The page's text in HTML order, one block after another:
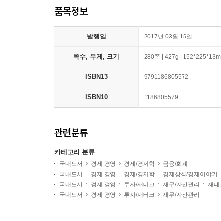
품목정보
발행일 2017년 03월 15일
쪽수, 무게, 크기 280쪽 | 427g |
ISBN13 9791186805572
ISBN10 1186805579
관련분류
카테고리 분류
국내도서 경제 경영 경제/경제학
금융/화폐
국내도서
경제 경영 경제/경제학
경제상식/경제이야기
국내도서
경제 경영 투자/재테크 재무/자산관리
재테
국내도서
경제 경영 투자/재테크 재무/자산관리